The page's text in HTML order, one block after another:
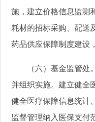
施，建立价格信息监测
耗材的招标采购、配送
药品供应保障制度建设
（六）基金监管处。
并组织实施。建立健全
健全医疗保障信息统计
监督管理纳入医保支付